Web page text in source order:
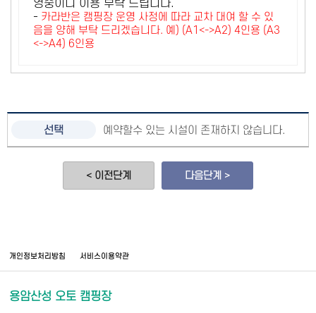
영중이니 이용 부탁 드립니다.
- 카라반은 캠핑장 운영 사정에 따라 교차 대여 할 수 있
음을 양해 부탁 드리겠습니다. 예) (A1<->A2) 4인용 (A3
<->A4) 6인용
예약할수 있는 시설이 존재하지 않습니다.
< 이전단계 다음단계 >
개인정보처리방침 서비스이용약관
용암산성 오토 캠핑장